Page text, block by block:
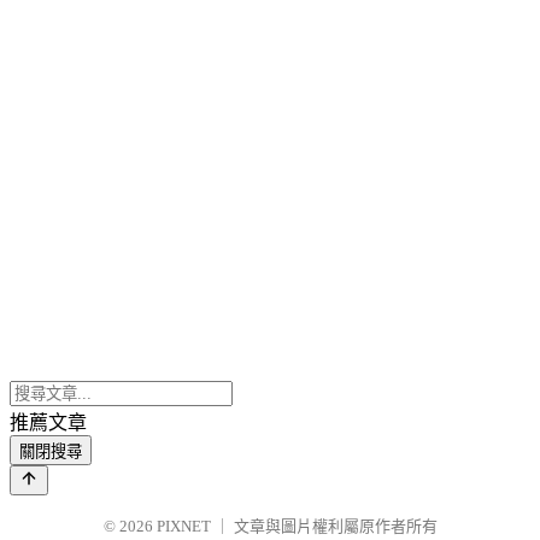
推薦文章
關閉搜尋
© 2026 PIXNET 文章與圖片權利屬原作者所有